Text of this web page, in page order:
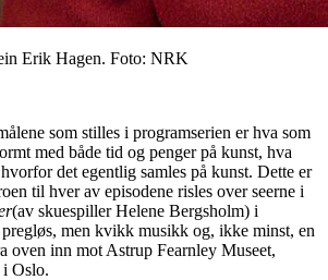
Erik Hagen. Foto: NRK
som stilles i programserien er hva som
med både tid og penger på kunst, hva
det egentlig samles på kunst. Dette er
til hver av episodene risles over seerne i
(av skuespiller Helene Bergsholm) i
men kvikk musikk og, ikke minst, en
oven inn mot Astrup Fearnley Museet,
Oslo.